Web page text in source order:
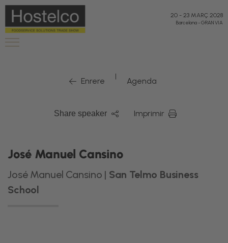
20 - 23 MARÇ 2028
Barcelona-GRAN VIA
Enrere | Agenda
Share speaker Imprimir
José Manuel Cansino
José Manuel Cansino | San Telmo Business
School